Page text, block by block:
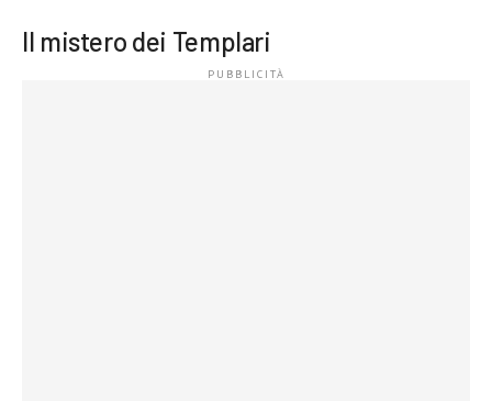
Il mistero dei Templari